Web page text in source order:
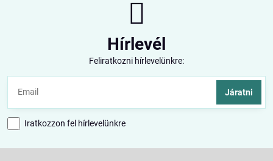
Hírlevél
Feliratkozni hírlevelünkre:
Járatni
Iratkozzon fel hírlevelünkre